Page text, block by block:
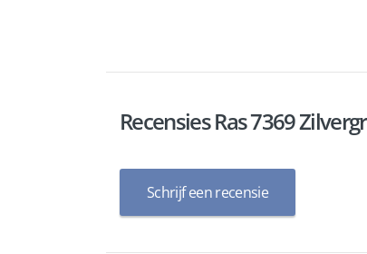
Recensies Ras 7369
Schrijf een recensie